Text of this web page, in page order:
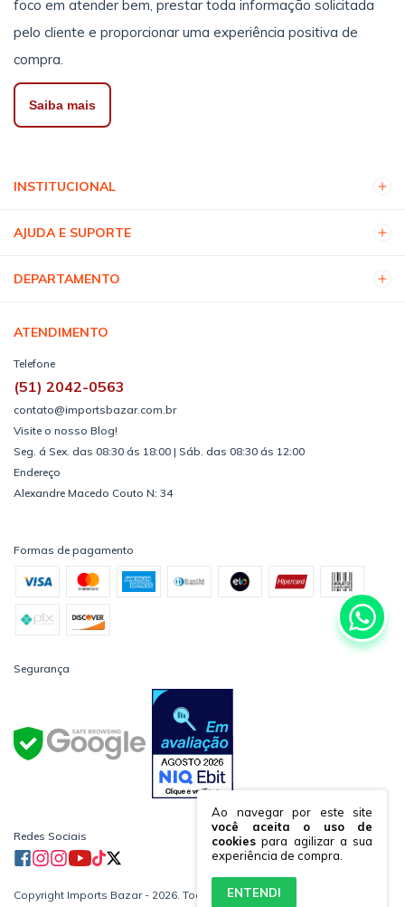
Ao navegar por este site
você aceita o uso de
cookies para agilizar a sua
experiência de compra.
ENTENDI
foco em atender bem, prestar toda informação solicitada
pelo cliente e proporcionar uma experiência positiva de
compra.
Saiba mais
INSTITUCIONAL
AJUDA E SUPORTE
DEPARTAMENTO
ATENDIMENTO
Telefone
(51) 2042-0563
contato@importsbazar.com.br
Visite o nosso Blog!
Seg. á Sex. das 08:30 ás 18:00 | Sáb. das 08:30 ás 12:00
Endereço
Alexandre Macedo Couto N: 34
Formas de pagamento
Segurança
Redes Sociais
Copyright Imports Bazar - 2026. Todos os direitos reservados.